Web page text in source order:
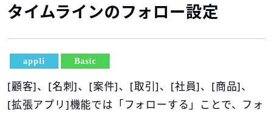
タイムラインのフォロー設定
appli Basic
[顧客]、[名刺]、[案件]、[取引]、[社員]、[商品]、
[拡張アプリ]機能では「フォローする」ことで、フォ